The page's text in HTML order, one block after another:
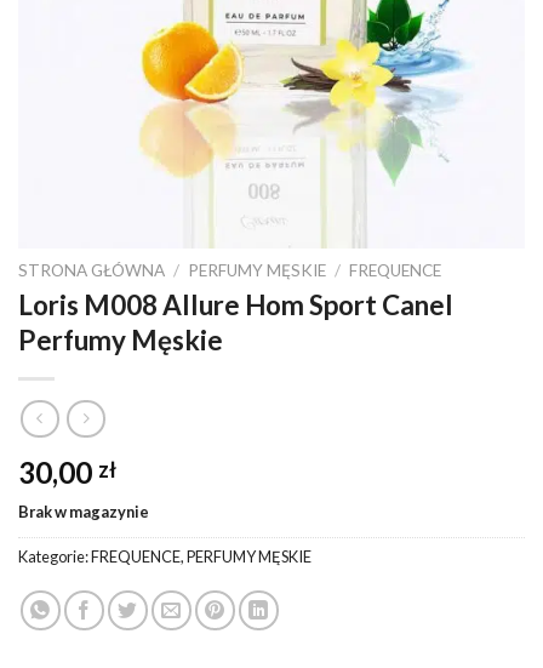
STRONA GŁÓWNA / PERFUMY MĘSKIE / FREQUENCE
Loris M008 Allure Hom Sport Canel
Perfumy Męskie
30,00 zł
Brak w magazynie
Kategorie:FREQUENCE,PERFUMY MĘSKIE